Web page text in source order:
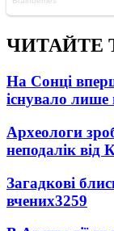
ЧИТАЙТЕ
На Сонці
існувало лише
Археологи
неподалік від
Загадкові
вчених3259